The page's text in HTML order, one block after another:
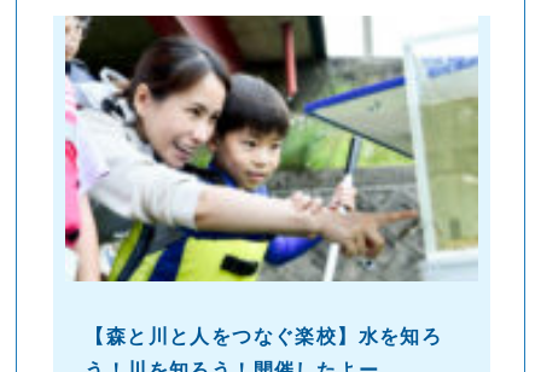
【森と川と人をつなぐ楽校】水を知ろ